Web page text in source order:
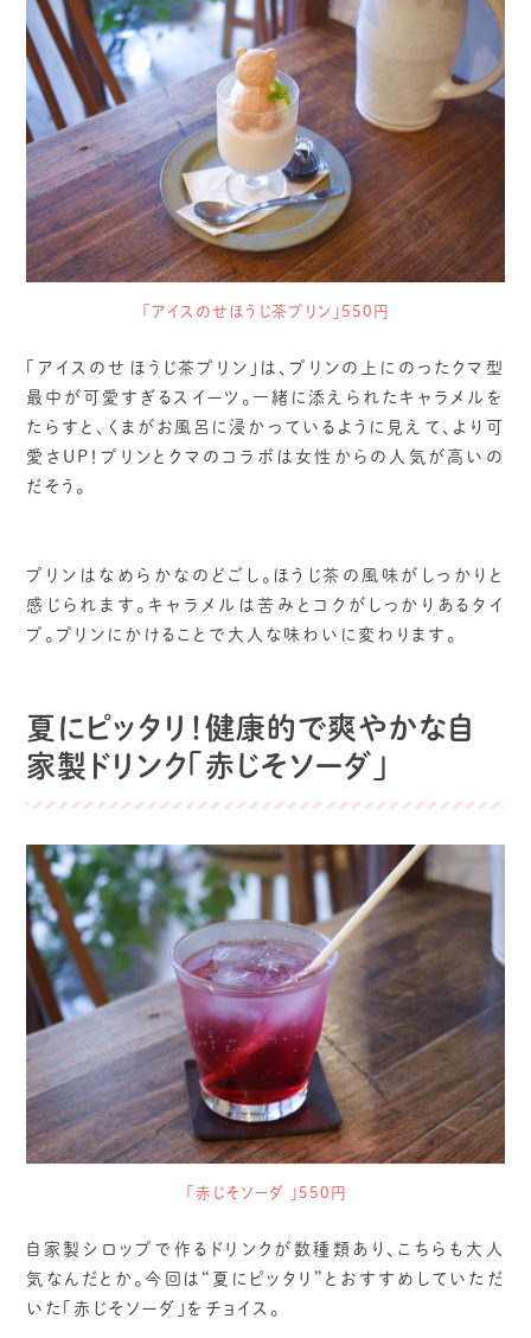
「アイスのせほうじ茶プリン」550円
「アイスのせほうじ茶プリン」は、プリンの上にのったクマ型
最中が可愛すぎるスイーツ。一緒に添えられたキャラメルを
たらすと、くまがお風呂に浸かっているように見えて、より可
愛さUP！プリンとクマのコラボは女性からの人気が高いの
だそう。
プリンはなめらかなのどごし。ほうじ茶の風味がしっかりと
感じられます。キャラメルは苦みとコクがしっかりあるタイ
プ。プリンにかけることで大人な味わいに変わります。
夏にピッタリ！健康的で爽やかな自
家製ドリンク「赤じそソーダ」
「赤じそソーダ 」550円
自家製シロップで作るドリンクが数種類あり、こちらも大人
気なんだとか。今回は“夏にピッタリ”とおすすめしていただ
いた「赤じそソーダ」をチョイス。